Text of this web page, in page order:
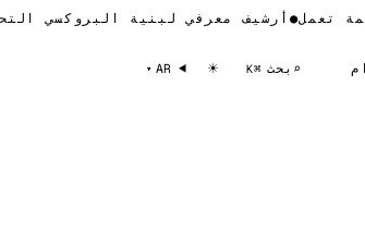
تعمل●أرشيف معرفي لبنية البروكسي
⌕ بحث ⌘K
☀
AR